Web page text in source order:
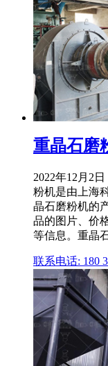
重晶石磨
2022年12月2
粉机是由上海
晶石磨粉机的
品的图片、价
等信息。重晶
联系电话: 180